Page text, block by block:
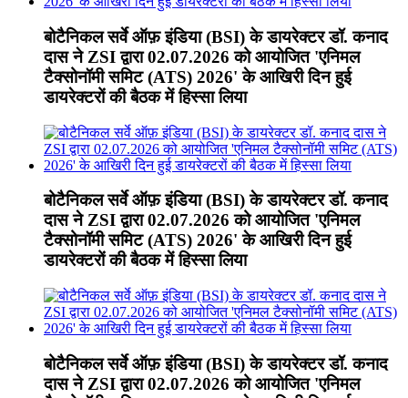
बोटैनिकल सर्वे ऑफ़ इंडिया (BSI) के डायरेक्टर डॉ. कनाद
दास ने ZSI द्वारा 02.07.2026 को आयोजित 'एनिमल
टैक्सोनॉमी समिट (ATS) 2026' के आखिरी दिन हुई
डायरेक्टरों की बैठक में हिस्सा लिया
बोटैनिकल सर्वे ऑफ़ इंडिया (BSI) के डायरेक्टर डॉ. कनाद
दास ने ZSI द्वारा 02.07.2026 को आयोजित 'एनिमल
टैक्सोनॉमी समिट (ATS) 2026' के आखिरी दिन हुई
डायरेक्टरों की बैठक में हिस्सा लिया
बोटैनिकल सर्वे ऑफ़ इंडिया (BSI) के डायरेक्टर डॉ. कनाद
दास ने ZSI द्वारा 02.07.2026 को आयोजित 'एनिमल